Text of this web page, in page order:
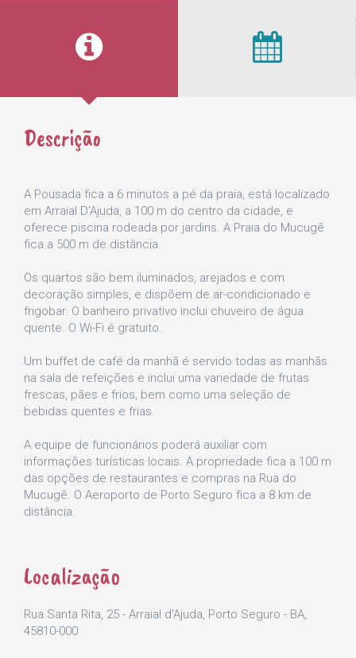
Descrição
A Pousada fica a 6 minutos a pé da praia, está localizado
em Arraial D'Ajuda, a 100 m do centro da cidade, e
oferece piscina rodeada por jardins. A Praia do Mucugê
fica a 500 m de distância.
Os quartos são bem iluminados, arejados e com
decoração simples, e dispõem de ar-condicionado e
frigobar. O banheiro privativo inclui chuveiro de água
quente. O Wi-Fi é gratuito.
Um buffet de café da manhã é servido todas as manhãs
na sala de refeições e inclui uma variedade de frutas
frescas, pães e frios, bem como uma seleção de
bebidas quentes e frias.
A equipe de funcionários poderá auxiliar com
informações turísticas locais. A propriedade fica a 100 m
das opções de restaurantes e compras na Rua do
Mucugê. O Aeroporto de Porto Seguro fica a 8 km de
distância.
Localização
Rua Santa Rita, 25 - Arraial d'Ajuda, Porto Seguro - BA,
45810-000